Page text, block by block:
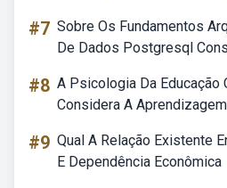
#7 Sobre Os Fundamentos
De Dados Postgresql
#8 A Psicologia Da Educação
Considera A
#9 Qual A Relação Existente
E Dependência Econômica